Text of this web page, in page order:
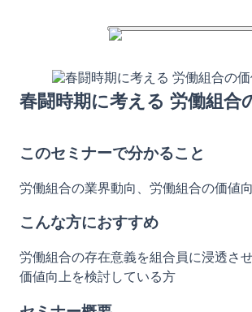
春闘時期に考える 労働組合
このセミナーで分かること
労働組合の業界動向、労働組合の価値
こんな方におすすめ
労働組合の存在意義を組合員に浸透さ
価値向上を検討している方